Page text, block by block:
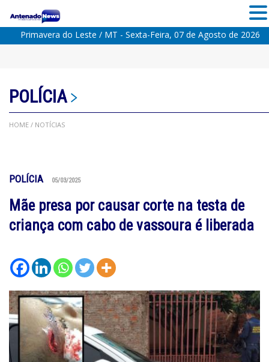
Primavera do Leste / MT - Sexta-Feira, 07 de Agosto de 2026
POLÍCIA
HOME / NOTÍCIAS
POLÍCIA 05/03/2025
Mãe presa por causar corte na testa de
criança com cabo de vassoura é liberada